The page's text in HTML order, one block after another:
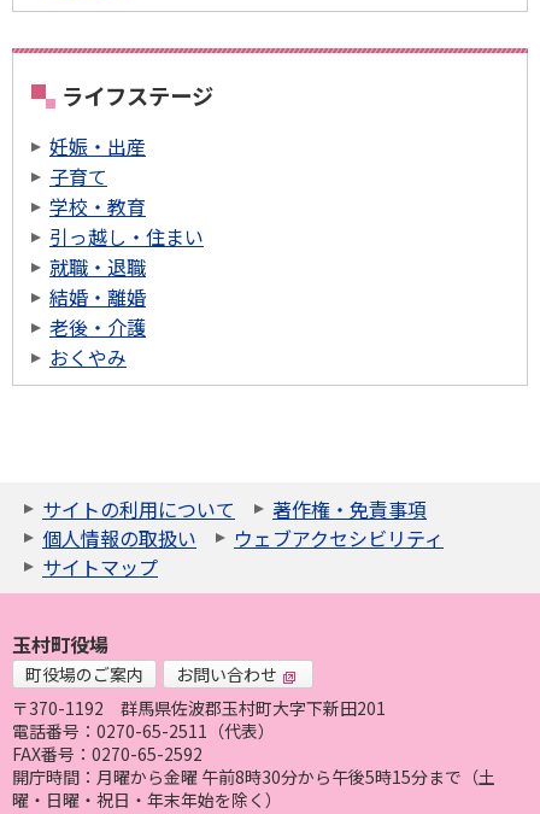
ライフステージ
妊娠・出産
子育て
学校・教育
引っ越し・住まい
就職・退職
結婚・離婚
老後・介護
おくやみ
サイトの利用について
著作権・免責事項
個人情報の取扱い
ウェブアクセシビリティ
サイトマップ
玉村町役場
町役場のご案内
お問い合わせ
〒370-1192
群馬県佐波郡玉村町大字下新田201
電話番号：0270-65-2511（代表）
FAX番号：0270-65-2592
開庁時間：月曜から金曜 午前8時30分から午後5時15分まで（土
曜・日曜・祝日・年末年始を除く）